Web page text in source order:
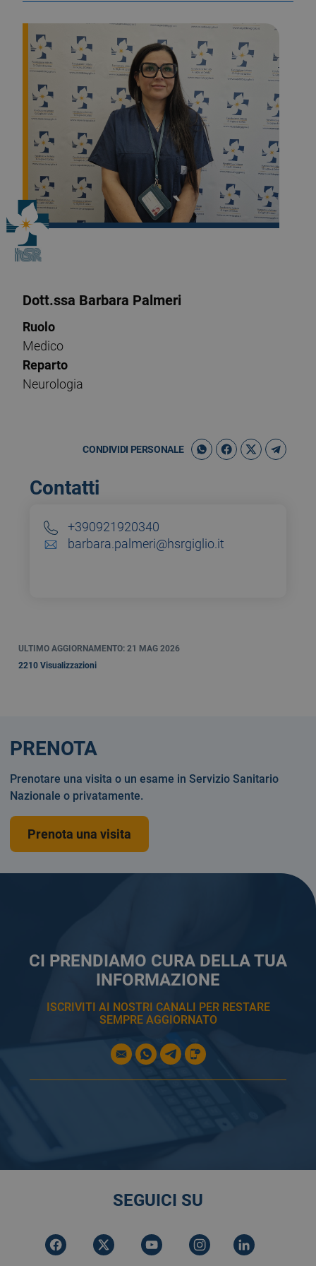
Dott.ssa Barbara Palmeri
Ruolo
Medico
Reparto
Neurologia
CONDIVIDI PERSONALE
Contatti
+390921920340
barbara.palmeri@hsrgiglio.it
ULTIMO AGGIORNAMENTO: 21 MAG 2026
2210 Visualizzazioni
CI PRENDIAMO CURA DELLA TUA
INFORMAZIONE
ISCRIVITI AI NOSTRI CANALI PER RESTARE
SEMPRE AGGIORNATO
PRENOTA
Prenotare una visita o un esame in Servizio Sanitario
Nazionale o privatamente.
Prenota una visita
SEGUICI SU